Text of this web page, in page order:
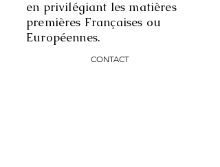
en privilégiant les matières
premières Françaises ou
Européennes.
CONTACT